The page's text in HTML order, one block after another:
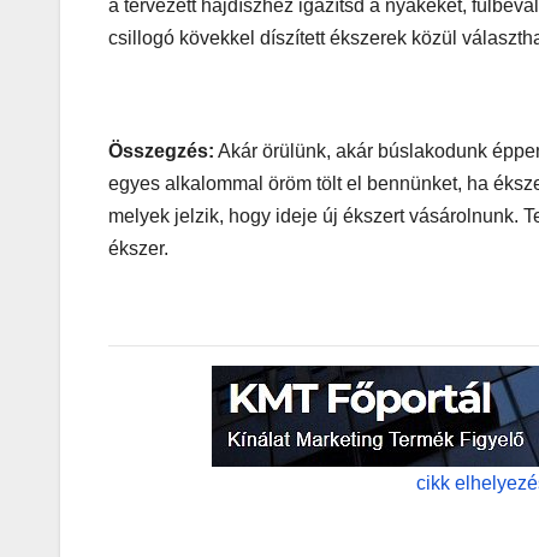
a tervezett hajdíszhez igazítsd a nyakéket,
csillogó kövekkel díszített ékszerek közül
Összegzés: Akár örülünk, akár búslakodunk
egyes alkalommal öröm tölt el bennünket, ha
melyek jelzik, hogy ideje új ékszert vásárolnunk.
ékszer.
cikk